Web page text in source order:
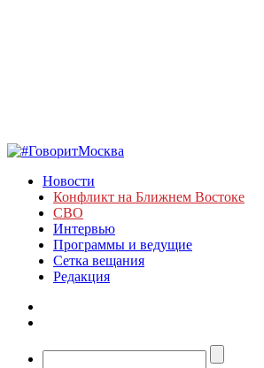
Новости
Конфликт на Ближнем Востоке
СВО
Интервью
Программы и ведущие
Сетка вещания
Редакция